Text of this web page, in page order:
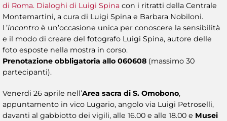
di Roma. Dialoghi di Luigi Spina con i ritratti della Centrale
Montemartini, a cura di Luigi Spina e Barbara Nobiloni.
L’incontro è un’occasione unica per conoscere la sensibilità
e il modo di creare del fotografo Luigi Spina, autore delle
foto esposte nella mostra in corso.
Prenotazione obbligatoria allo 060608 (massimo 30
partecipanti).
Venerdi 26 aprile nell’Area sacra di S. Omobono,
appuntamento in vico Lugario, angolo via Luigi Petroselli,
davanti al gabbiotto dei vigili, alle 16.00 e alle 18.00 e Musei